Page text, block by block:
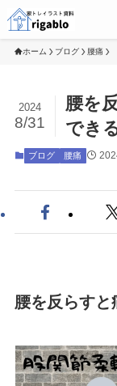
ホーム ブログ 腰痛
腰を
でき
2024
8/31
ブログ 腰痛
腰を反らす